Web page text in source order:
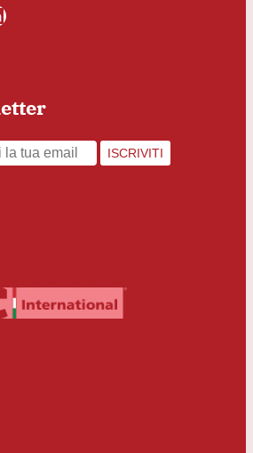
ISCRIVITI